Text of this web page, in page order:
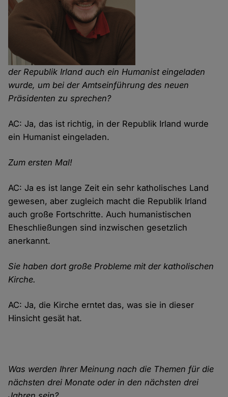
der Republik Irland auch ein Humanist eingeladen
wurde, um bei der Amtseinführung des neuen
Präsidenten zu sprechen?
AC: Ja, das ist richtig, in der Republik Irland wurde
ein Humanist eingeladen.
Zum ersten Mal!
AC: Ja es ist lange Zeit ein sehr katholisches Land
gewesen, aber zugleich macht die Republik Irland
auch große Fortschritte. Auch humanistischen
Eheschließungen sind inzwischen gesetzlich
anerkannt.
Sie haben dort große Probleme mit der katholischen
Kirche.
AC: Ja, die Kirche erntet das, was sie in dieser
Hinsicht gesät hat.
Was werden Ihrer Meinung nach die Themen für die
nächsten drei Monate oder in den nächsten drei